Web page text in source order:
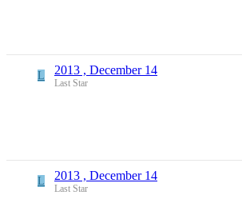
2013 , December 14
Last Star
L
2013 , December 14
Last Star
L